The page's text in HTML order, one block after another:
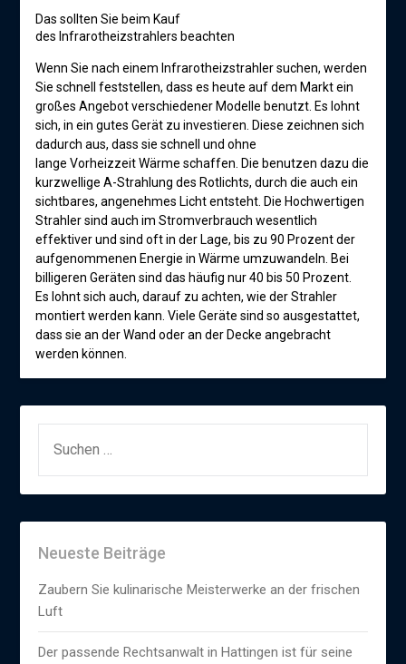
Das sollten Sie beim Kauf
des Infrarotheizstrahlers beachten
Wenn Sie nach einem Infrarotheizstrahler suchen, werden
Sie schnell feststellen, dass es heute auf dem Markt ein
großes Angebot verschiedener Modelle benutzt. Es lohnt
sich, in ein gutes Gerät zu investieren. Diese zeichnen sich
dadurch aus, dass sie schnell und ohne
lange Vorheizzeit Wärme schaffen. Die benutzen dazu die
kurzwellige A-Strahlung des Rotlichts, durch die auch ein
sichtbares, angenehmes Licht entsteht. Die Hochwertigen
Strahler sind auch im Stromverbrauch wesentlich
effektiver und sind oft in der Lage, bis zu 90 Prozent der
aufgenommenen Energie in Wärme umzuwandeln. Bei
billigeren Geräten sind das häufig nur 40 bis 50 Prozent.
Es lohnt sich auch, darauf zu achten, wie der Strahler
montiert werden kann. Viele Geräte sind so ausgestattet,
dass sie an der Wand oder an der Decke angebracht
werden können.
NACH:
Neueste Beiträge
Zaubern Sie kulinarische Meisterwerke an der frischen
Luft
Der passende Rechtsanwalt in Hattingen ist für seine